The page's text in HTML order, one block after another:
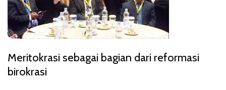
Meritokrasi sebagai bagian dari reformasi
birokrasi